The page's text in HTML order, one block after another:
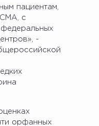
пациентам,
СМА, с
-
орфанных